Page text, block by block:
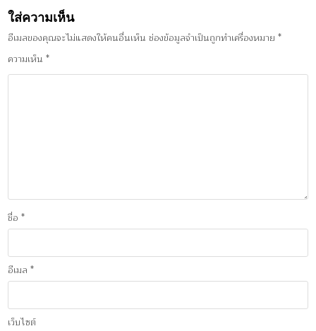
ใส่ความเห็น
อีเมลของคุณจะไม่แสดงให้คนอื่นเห็น ช่องข้อมูลจำเป็นถูกทำเครื่องหมาย*
ความเห็น*
ชื่อ*
อีเมล*
เว็บไซต์